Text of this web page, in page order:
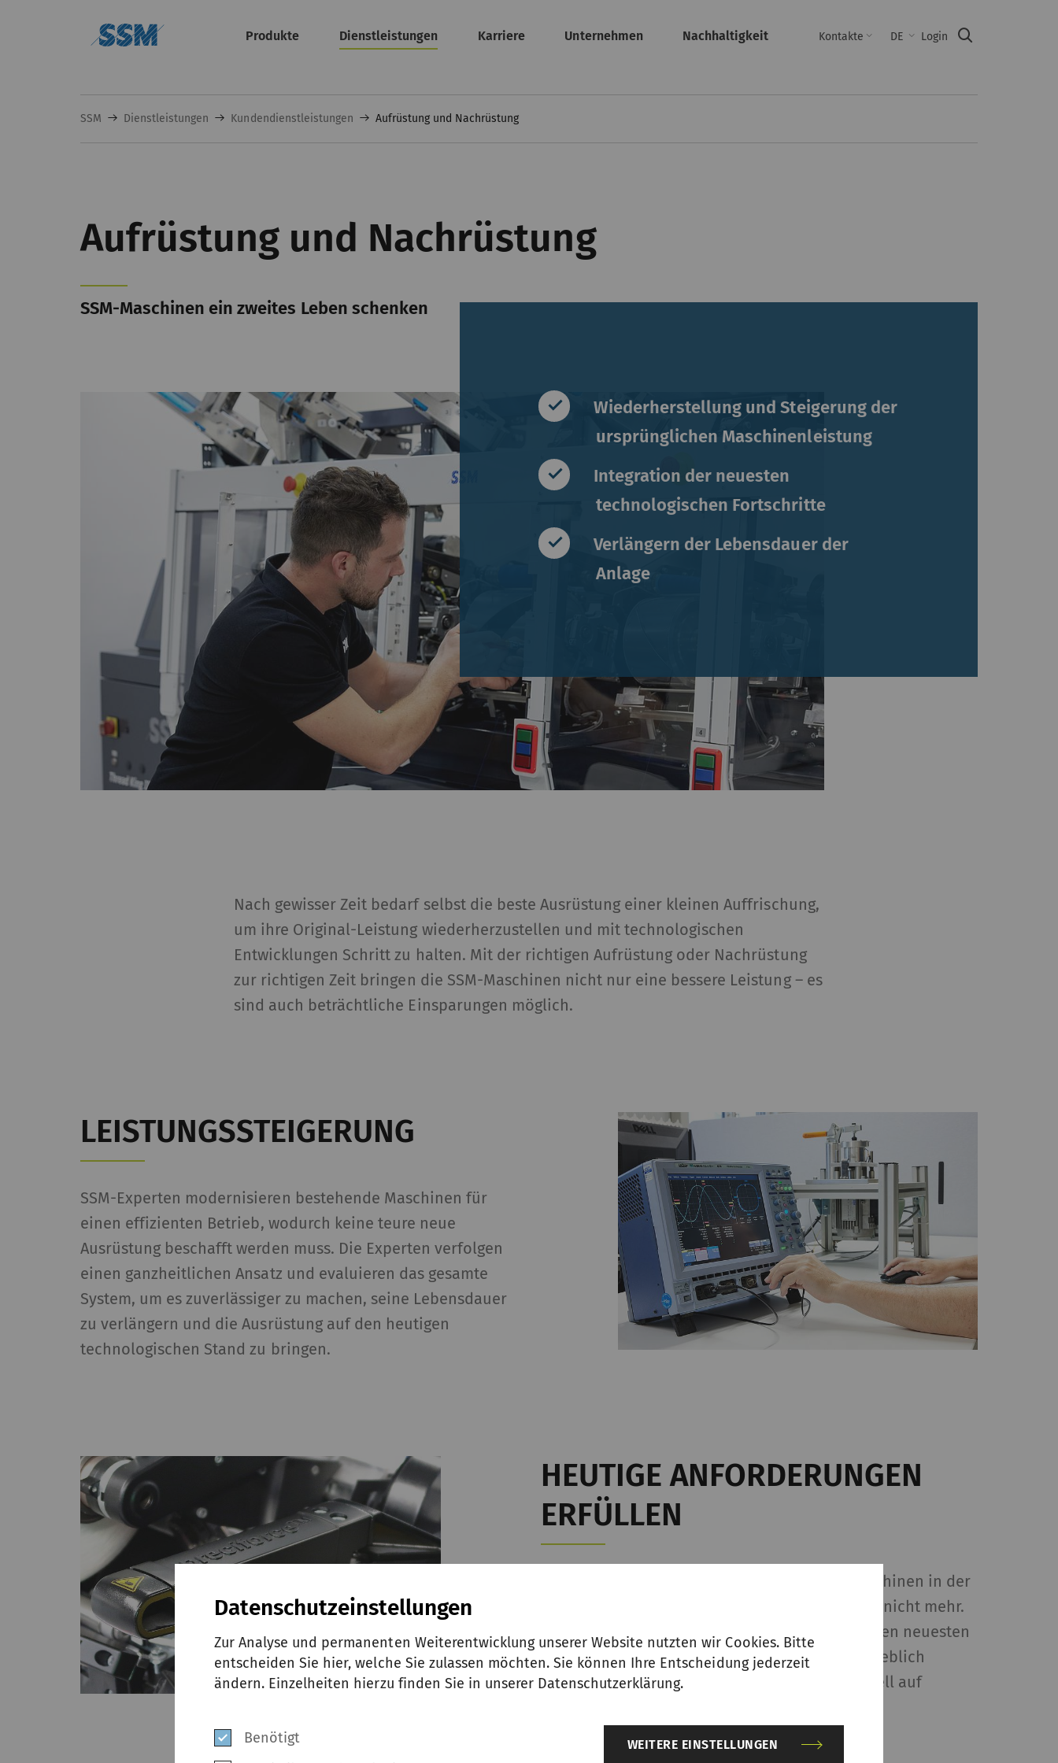
Produkte Dienstleistungen Karriere Unternehmen Nachhaltigkeit Kontakte DE Login
SSM Dienstleistungen Kundendienstleistungen Aufrüstung und Nachrüstung
Aufrüstung und Nachrüstung
SSM-Maschinen ein zweites Leben schenken
Wiederherstellung und Steigerung der
ursprünglichen Maschinenleistung
Integration der neuesten
technologischen Fortschritte
Verlängern der Lebensdauer der
Anlage
Nach gewisser Zeit bedarf selbst die beste Ausrüstung einer kleinen Auffrischung,
um ihre Original-Leistung wiederherzustellen und mit technologischen
Entwicklungen Schritt zu halten. Mit der richtigen Aufrüstung oder Nachrüstung
zur richtigen Zeit bringen die SSM-Maschinen nicht nur eine bessere Leistung – es
sind auch beträchtliche Einsparungen möglich.
LEISTUNGSSTEIGERUNG
SSM-Experten modernisieren bestehende Maschinen für
einen effizienten Betrieb, wodurch keine teure neue
Ausrüstung beschafft werden muss. Die Experten verfolgen
einen ganzheitlichen Ansatz und evaluieren das gesamte
System, um es zuverlässiger zu machen, seine Lebensdauer
zu verlängern und die Ausrüstung auf den heutigen
technologischen Stand zu bringen.
HEUTIGE ANFORDERUNGEN
ERFÜLLEN
Nach mehreren Jahren im Betrieb erfüllen Maschinen in der
Regel die heutigen technischen Anforderungen nicht mehr.
Durch die Aufrüstung der SSM-Maschinen mit den neuesten
verfügbaren Funktionen wird ihr Nutzeffekt erheblich
verbessert und die Kunden können somit schnell auf
Datenschutzeinstellungen
Zur Analyse und permanenten Weiterentwicklung unserer Website nutzten wir Cookies. Bitte
entscheiden Sie hier, welche Sie zulassen möchten. Sie können Ihre Entscheidung jederzeit
ändern. Einzelheiten hierzu finden Sie in unserer Datenschutzerklärung.
Benötigt
WEITERE EINSTELLUNGEN